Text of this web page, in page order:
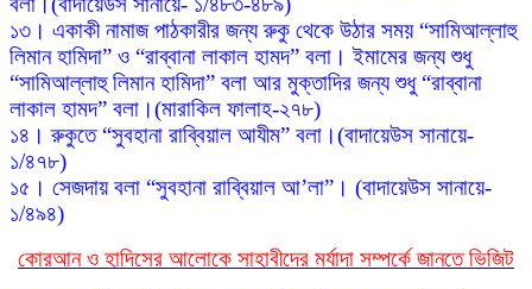
১৩। একাকী নামাজ পাঠকারীর জন্য রুকু থেকে উঠার সময় “সামিআল্লাহু
লিমান হামিদা” ও “রাব্বানা লাকাল হামদ” বলা। ইমামের জন্য শুধু
“সামিআল্লাহু লিমান হামিদা” বলা আর মুক্তাদির জন্য শুধু “রাব্বানা
লাকাল হামদ” বলা।(মারাকিল ফালাহ-২৭৮)
১৪। রুকুতে “সুবহানা রাব্বিয়াল আযীম” বলা।(বাদায়েউস সানায়ে-
১/৪৭৮)
১৫। সেজদায় বলা “সুবহানা রাব্বিয়াল আ’লা”। (বাদায়েউস সানায়ে-
১/৪৯৪)
কোরআন ও হাদিসের আলোকে সাহাবীদের মর্যাদা সম্পর্কে জানতে ভিজিট